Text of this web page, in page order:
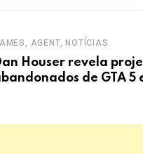
AGENT, NOTÍCIAS
Houser revela
de GTA 5